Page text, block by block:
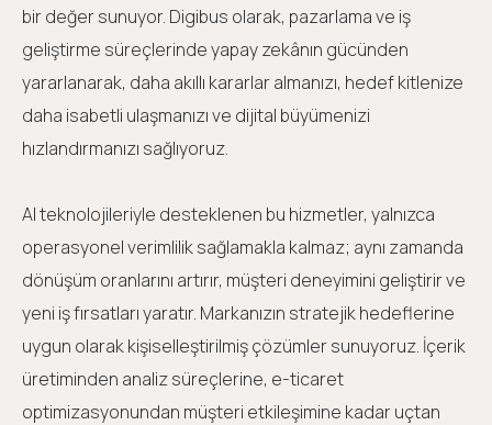
bir değer sunuyor. Digibus olarak, pazarlama ve iş
geliştirme süreçlerinde yapay zekânın gücünden
yararlanarak, daha akıllı kararlar almanızı, hedef kitlenize
daha isabetli ulaşmanızı ve dijital büyümenizi
hızlandırmanızı sağlıyoruz.
AI teknolojileriyle desteklenen bu hizmetler, yalnızca
operasyonel verimlilik sağlamakla kalmaz; aynı zamanda
dönüşüm oranlarını artırır, müşteri deneyimini geliştirir ve
yeni iş fırsatları yaratır. Markanızın stratejik hedeflerine
uygun olarak kişiselleştirilmiş çözümler sunuyoruz. İçerik
üretiminden analiz süreçlerine, e-ticaret
optimizasyonundan müşteri etkileşimine kadar uçtan